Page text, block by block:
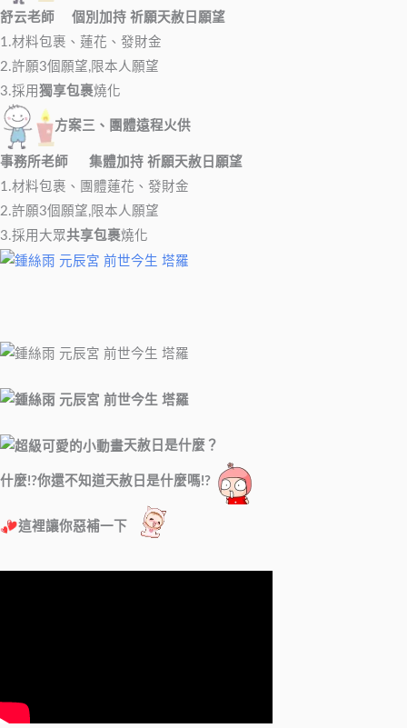
舒云老師 個別加持 祈願天赦日願望
1.材料包裹、蓮花、發財金
2.許願3個願望,限本人願望
3.採用 獨享包裹燒化
方案三、團體遠程火供
事務所老師 集體加持 祈願天赦日願望
1.材料包裹、團體蓮花、發財金
2.許願3個願望,限本人願望
3.採用大眾共享包裹燒化
天赦日是什麼？
什麼!?你還不知道天赦日是什麼嗎!?
這裡讓你惡補一下